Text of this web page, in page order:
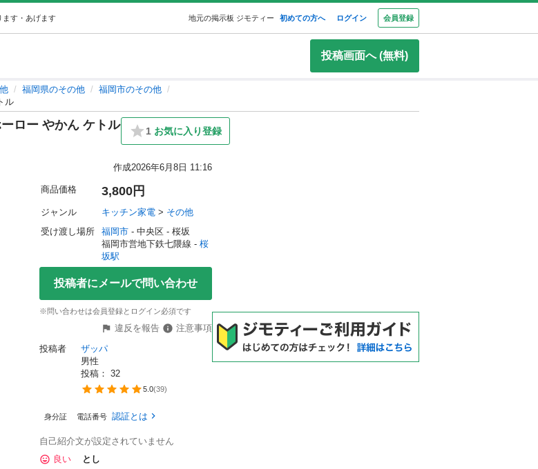
ます・あげます 地元の掲示板 ジモティー 初めての方へ ログイン 会員登録
投稿画面へ (無料)
福岡県のその他
福岡市のその他
ル
ロー やかん ケトル 1 お気に入り登録
作成2026年6月8日 11:16
商品価格 3,800円
ジャンル キッチン家電 > その他
受け渡し場所
福岡市 - 中央区 - 桜坂
福岡市営地下鉄七隈線 - 桜
坂駅
投稿者にメールで問い合わせ
※問い合わせは会員登録とログイン必須です
違反を報告
注意事項
投稿者
ザッパ
男性
投稿： 32
5.0(39)
身分証 電話番号 認証とは
自己紹介文が設定されていません
良い
とし